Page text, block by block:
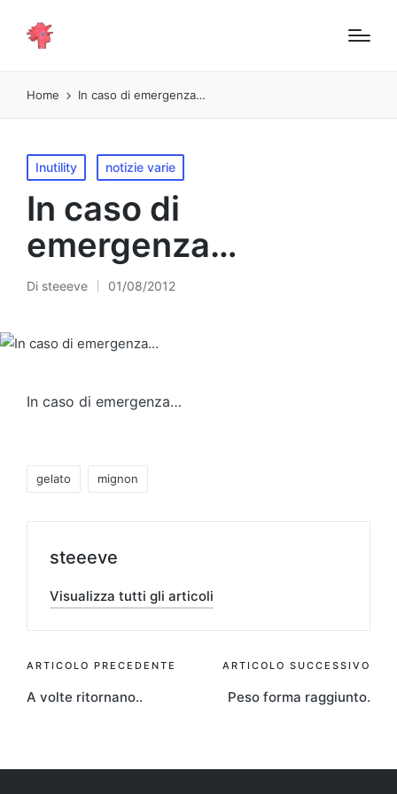
Home In caso di emergenza…
Pubblicato
in
Inutility notizie varie
In caso di
emergenza…
Pubblicato
Di steeeve 01/08/2012
In caso di emergenza…
gelato mignon
steeeve
Visualizza tutti gli articoli
Navigazione
articoli
ARTICOLO PRECEDENTE
A volte ritornano..
ARTICOLO SUCCESSIVO
Peso forma raggiunto.